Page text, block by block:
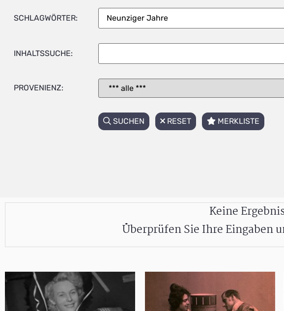
SCHLAGWÖRTER:
INHALTSSUCHE:
PROVENIENZ:
SUCHEN RESET MERKLISTE
Keine
Überprüfen Sie Ihre Eingaben